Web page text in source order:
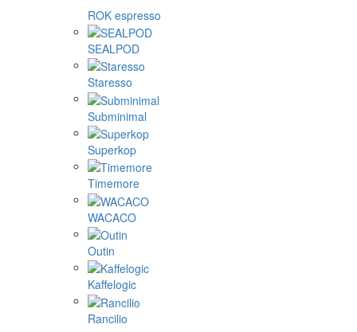
ROK espresso
SEALPOD
Staresso
Subminimal
Superkop
Timemore
WACACO
Outin
Kaffelogic
Rancilio